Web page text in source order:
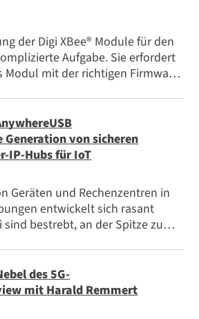
der Digi XBee® Module für den
Aufgabe. Sie erfordert
Modul mit der richtigen Firmware
Generation von sicheren
IP-Hubs für IoT
Geräten und Rechenzentren in
entwickelt sich rasant
sind bestrebt, an der Spitze zu
des 5G-
mit Harald Remmert